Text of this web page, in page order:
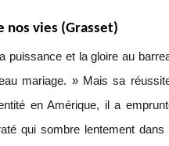
nos vies (Grasset)
puissance et la gloire au
mariage. » Mais sa
en Amérique, il a
qui sombre lentement